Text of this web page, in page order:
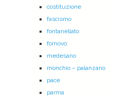
costituzione
fascismo
fontanellato
fornovo
medesano
monchio – palanzano
pace
parma